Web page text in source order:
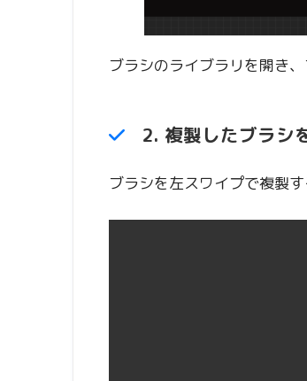
ブラシのライブラリを開き
2. 複製したブラシ
ブラシを左スワイプで複製